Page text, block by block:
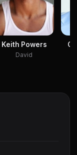
Keith Powers
David